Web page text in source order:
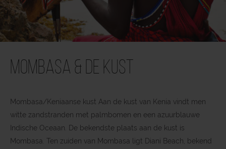
Mombasa & de kust
Mombasa/Keniaanse kust Aan de kust van Kenia vindt men
witte zandstranden met palmbomen en een azuurblauwe
Indische Oceaan. De bekendste plaats aan de kust is
Mombasa. Ten zuiden van Mombasa ligt Diani Beach, bekend